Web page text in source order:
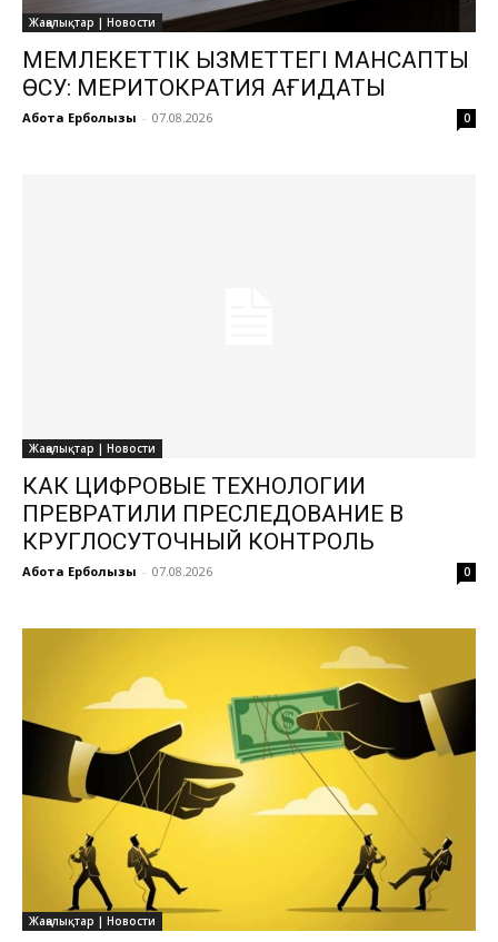
Жаңалықтар | Новости
МЕМЛЕКЕТТІК ҚЫЗМЕТТЕГІ МАНСАПТЫҚ
ӨСУ: МЕРИТОКРАТИЯ ҚАҒИДАТЫ
Ақбота Ерболқызы - 07.08.2026 0
Жаңалықтар | Новости
КАК ЦИФРОВЫЕ ТЕХНОЛОГИИ
ПРЕВРАТИЛИ ПРЕСЛЕДОВАНИЕ В
КРУГЛОСУТОЧНЫЙ КОНТРОЛЬ
Ақбота Ерболқызы - 07.08.2026 0
Жаңалықтар | Новости